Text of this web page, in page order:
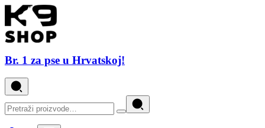
Br. 1 za pse u Hrvatskoj!